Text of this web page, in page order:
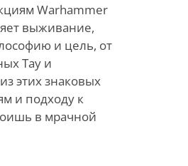
Warhammer
выживание,
и цель, от
Тау и
этих знаковых
и подходу к
в мрачной